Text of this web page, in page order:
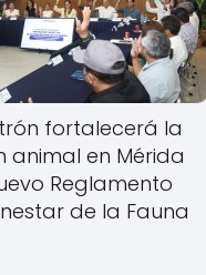
fortalecerá la
animal en Mérida
Reglamento
de la Fauna